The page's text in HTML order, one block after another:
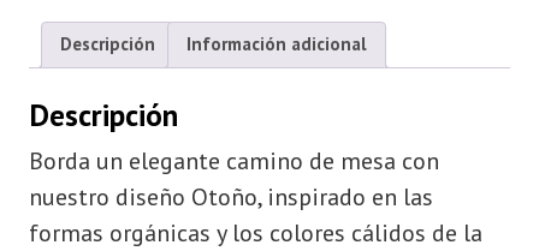
Descripción Información adicional
Descripción
Borda un elegante camino de mesa con
nuestro diseño Otoño, inspirado en las
formas orgánicas y los colores cálidos de la